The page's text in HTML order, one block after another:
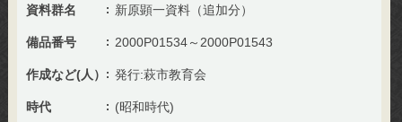
資料群名 新原顕一資料（追加分）
備品番号 2000P01534～2000P01543
作成など(人） 発行:萩市教育会
時代 (昭和時代)